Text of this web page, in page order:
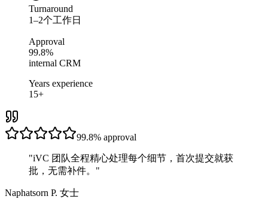
Turnaround
1–2个工作日
Approval
99.8%
internal CRM
Years experience
15+
99.8% approval
"iVC 团队全程精心处理每个细节，首次提交就获
批，无需补件。 "
Naphatsorn P. 女士